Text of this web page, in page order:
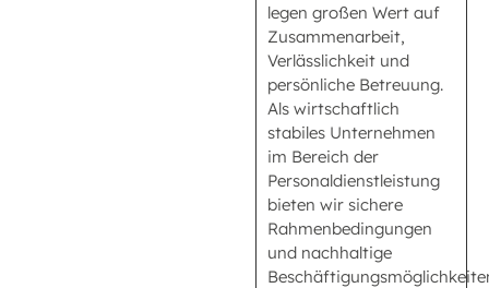
legen großen Wert auf
Zusammenarbeit,
Verlässlichkeit und
persönliche Betreuung.
Als wirtschaftlich
stabiles Unternehmen
im Bereich der
Personaldienstleistung
bieten wir sichere
Rahmenbedingungen
und nachhaltige